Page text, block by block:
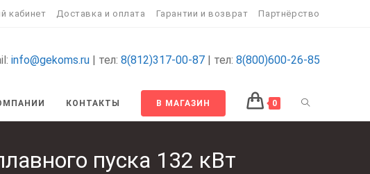
кабинет Доставка и оплата Гарантии и возврат Партнёрство
info@gekoms.ru | тел: 8(812)317-00-87 | тел: 8(800)600-26-85
КОНТАКТЫ В МАГАЗИН 0
пуска 132 кВт